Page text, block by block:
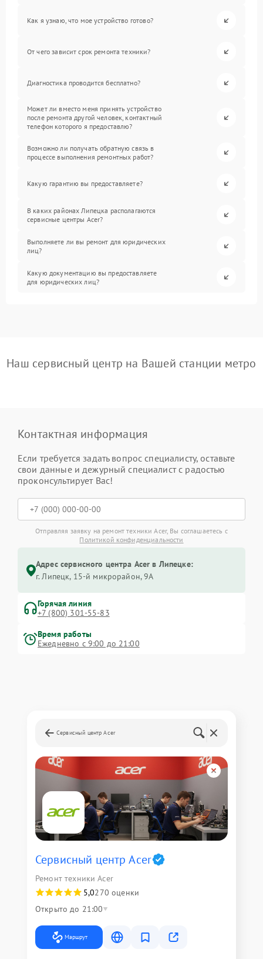
Как я узнаю, что мое устройство готово?
От чего зависит срок ремонта техники?
Диагностика проводится бесплатно?
Может ли вместо меня принять устройство
после ремонта другой человек, контактный
телефон которого я предоставлю?
Возможно ли получать обратную связь в
процессе выполнения ремонтных работ?
Какую гарантию вы предоставляете?
В каких районах Липецка располагаются
сервисные центры Acer?
Выполняете ли вы ремонт для юридических
лиц?
Какую документацию вы предоставляете
для юридических лиц?
Наш сервисный центр на Вашей станции метро
Контактная информация
Если требуется задать вопрос специалисту, оставьте
свои данные и дежурный специалист с радостью
проконсультирует Вас!
Отправляя заявку на ремонт техники Acer, Вы соглашаетесь с
Политикой конфиденциальности
Адрес сервисного центра Acer в Липецке:
г. Липецк, 15-й микрорайон, 9А
Горячая линия
+7 (800) 301-55-83
Время работы
Ежедневно с 9:00 до 21:00
Сервисный центр Acer
Сервисный центр Acer
Ремонт техники Acer
5,0270 оценки
Открыто до 21:00
Маршрут